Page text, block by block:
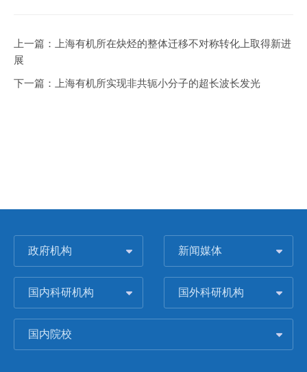
上一篇：
上海有机所在炔烃的整体迁移不对称转化上取得新进
展
下一篇：
上海有机所实现非共轭小分子的超长波长发光
政府机构 新闻媒体
国内科研机构 国外科研机构
国内院校